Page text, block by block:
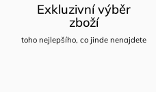
Exkluzivní výběr
zboží
toho nejlepšího, co jinde nenajdete